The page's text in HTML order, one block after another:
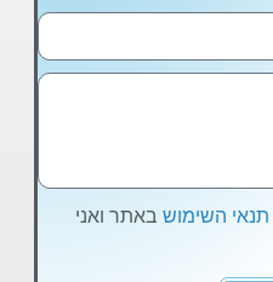
תנאי השימוש באתר ואני